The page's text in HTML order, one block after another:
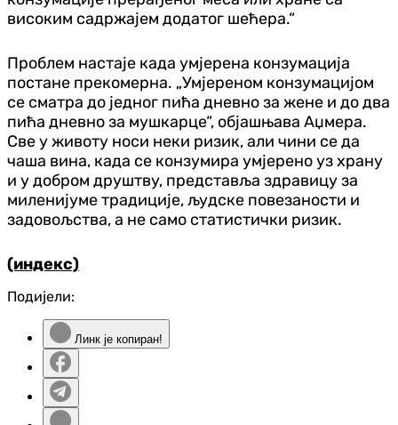
високим садржајем додатог шећера.“
Проблем настаје када умјерена конзумација
постане прекомерна. „Умјереном конзумацијом
се сматра до једног пића дневно за жене и до два
пића дневно за мушкарце“, објашњава Аџмера.
Све у животу носи неки ризик, али чини се да
чаша вина, када се конзумира умјерено уз храну
и у добром друштву, представља здравицу за
миленијуме традиције, људске повезаности и
задовољства, а не само статистички ризик.
(индекс)
Подијели:
Линк је копиран!